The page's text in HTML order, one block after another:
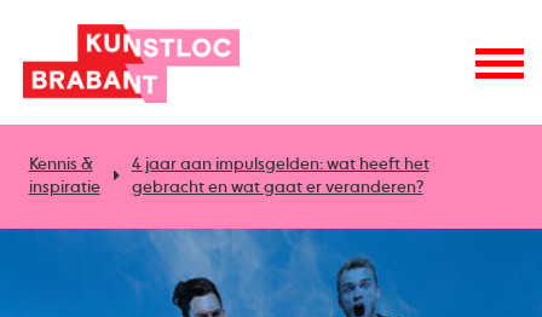
Kennis &
inspiratie
4 jaar aan impulsgelden: wat heeft het
gebracht en wat gaat er veranderen?